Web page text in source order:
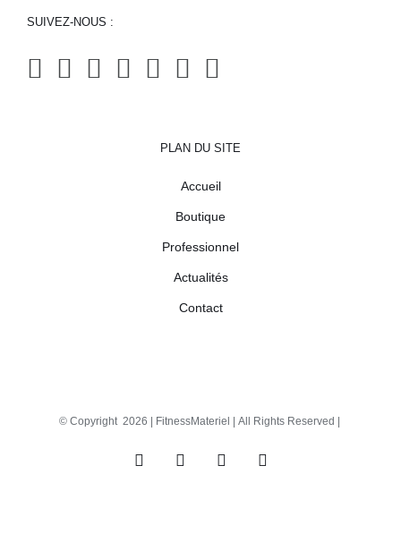
SUIVEZ-NOUS :
PLAN DU SITE
Accueil
Boutique
Professionnel
Actualités
Contact
© Copyright 2026 | FitnessMateriel | All Rights Reserved |
Facebook
X InstagramPinterest